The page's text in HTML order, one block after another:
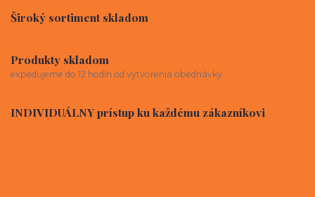
Široký sortiment skladom
Produkty skladom
expedujeme do 12 hodín od vytvorenia obednávky
INDIVIDUÁLNY prístup ku každému zákazníkovi